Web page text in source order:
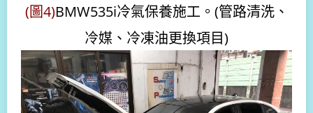
(圖4)BMW535i冷氣保養施工。(管路清洗、
冷媒、冷凍油更換項目)